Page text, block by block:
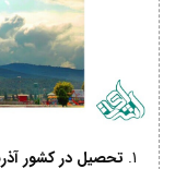
تحصیل در کشور